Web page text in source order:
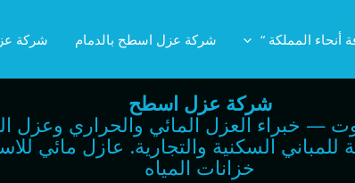
أنحاء المملكة “ شركة عزل اسطح بالدمام شركة
شركة عزل اسطح
— خبراء العزل المائي والحراري وعزل
للمباني السكنية والتجارية. عازل
خزانات المياه